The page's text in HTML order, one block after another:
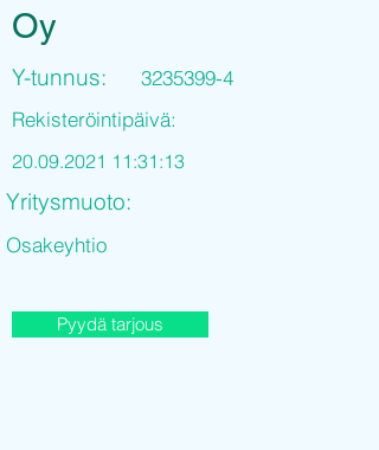
Oy
Y-tunnus:
3235399-4
Rekisteröintipäivä:
20.09.2021 11 :31:13
Yritysmuoto:
Osakeyhtio
Pyydä tarjous